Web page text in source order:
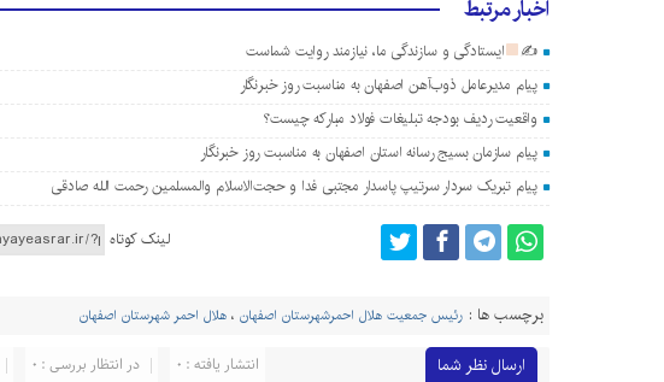
اخبار مرتبط
✍
ایستادگی و سازندگی ما، نیازمند روایت شماست
پیام مدیرعامل ذوب‌آهن اصفهان به مناسبت روز خبرنگار
واقعیت ردیف بودجه تبلیغات فولاد مبارکه چیست؟
پیام سازمان بسیج رسانه استان اصفهان به مناسبت روز خبرنگار
پیام تبریک سردار سرتیپ پاسدار مجتبی فدا و حجت‌الاسلام والمسلمین رحمت الله صادقی
لینک کوتاه
برچسب ها : رئیس جمعیت هلال احمرشهرستان اصفهان ،هلال احمر شهرستان اصفهان
ارسال نظر شما در انتظار بررسی : 0 انتشار یافته : 0